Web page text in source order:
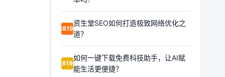
68191
资生堂SEO如何打造极致网络优化之
道？
68190
如何一键下载免费科技助手，让AI赋
能生活更便捷？